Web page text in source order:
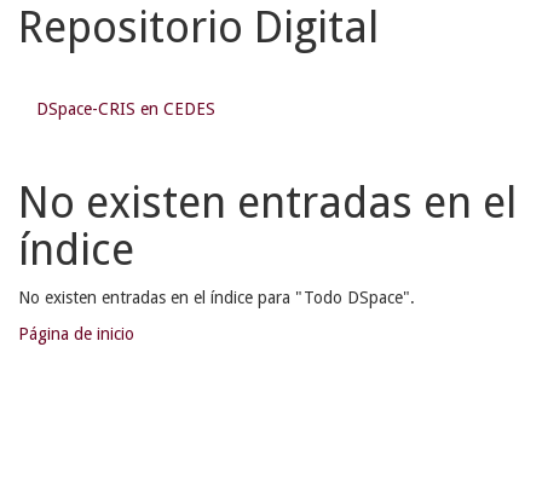
Repositorio Digital
DSpace-CRIS en CEDES
No existen entradas en el
índice
No existen entradas en el índice para "Todo DSpace".
Página de inicio